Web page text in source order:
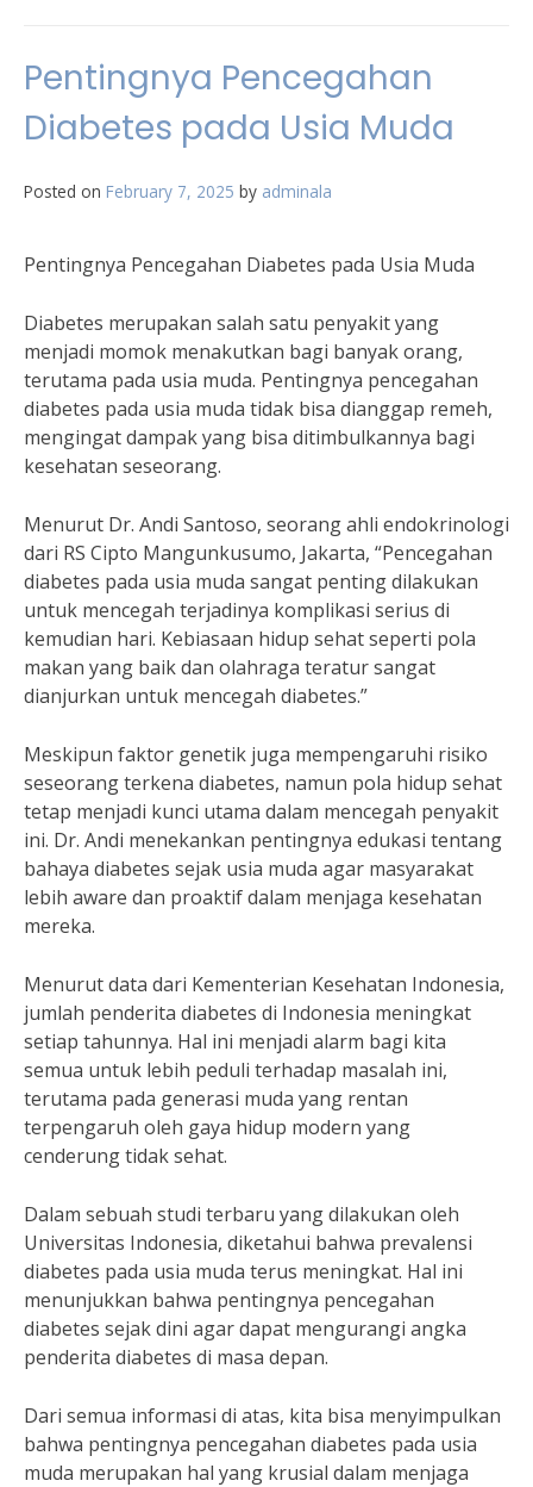
Pentingnya Pencegahan
Diabetes pada Usia Muda
Posted on February 7, 2025 by adminala
Pentingnya Pencegahan Diabetes pada Usia Muda
Diabetes merupakan salah satu penyakit yang
menjadi momok menakutkan bagi banyak orang,
terutama pada usia muda. Pentingnya pencegahan
diabetes pada usia muda tidak bisa dianggap remeh,
mengingat dampak yang bisa ditimbulkannya bagi
kesehatan seseorang.
Menurut Dr. Andi Santoso, seorang ahli endokrinologi
dari RS Cipto Mangunkusumo, Jakarta, “Pencegahan
diabetes pada usia muda sangat penting dilakukan
untuk mencegah terjadinya komplikasi serius di
kemudian hari. Kebiasaan hidup sehat seperti pola
makan yang baik dan olahraga teratur sangat
dianjurkan untuk mencegah diabetes.”
Meskipun faktor genetik juga mempengaruhi risiko
seseorang terkena diabetes, namun pola hidup sehat
tetap menjadi kunci utama dalam mencegah penyakit
ini. Dr. Andi menekankan pentingnya edukasi tentang
bahaya diabetes sejak usia muda agar masyarakat
lebih aware dan proaktif dalam menjaga kesehatan
mereka.
Menurut data dari Kementerian Kesehatan Indonesia,
jumlah penderita diabetes di Indonesia meningkat
setiap tahunnya. Hal ini menjadi alarm bagi kita
semua untuk lebih peduli terhadap masalah ini,
terutama pada generasi muda yang rentan
terpengaruh oleh gaya hidup modern yang
cenderung tidak sehat.
Dalam sebuah studi terbaru yang dilakukan oleh
Universitas Indonesia, diketahui bahwa prevalensi
diabetes pada usia muda terus meningkat. Hal ini
menunjukkan bahwa pentingnya pencegahan
diabetes sejak dini agar dapat mengurangi angka
penderita diabetes di masa depan.
Dari semua informasi di atas, kita bisa menyimpulkan
bahwa pentingnya pencegahan diabetes pada usia
muda merupakan hal yang krusial dalam menjaga